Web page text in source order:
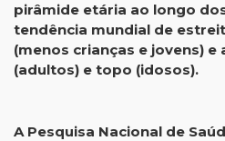
pirâmide etária ao longo
tendência mundial de
(menos crianças e jovens)
(adultos) e topo (idosos).
A Pesquisa Nacional de